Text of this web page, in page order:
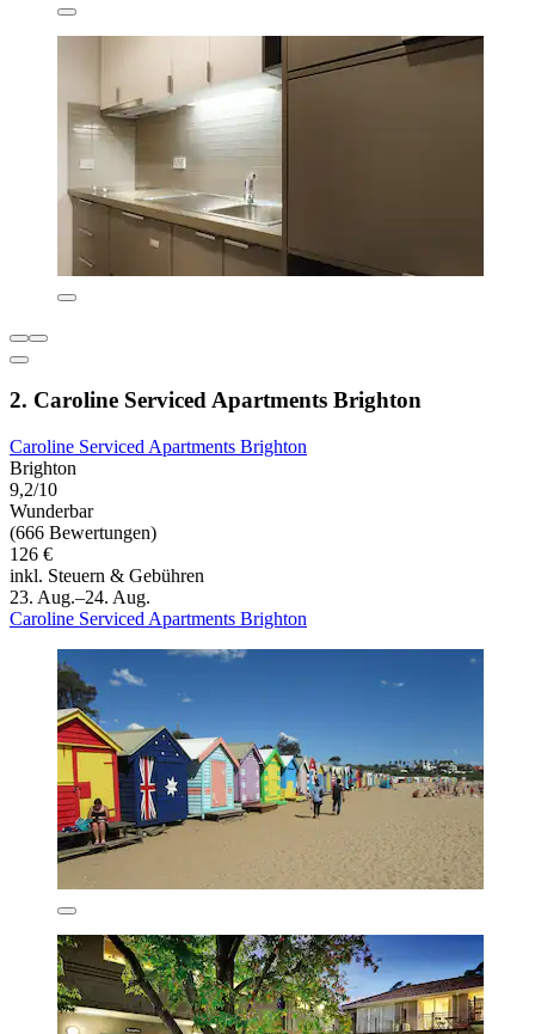
2. Caroline Serviced Apartments Brighton
Caroline Serviced Apartments Brighton
Brighton
9,2/10
Wunderbar
(666 Bewertungen)
126 €
inkl. Steuern & Gebühren
23. Aug.–24. Aug.
Caroline Serviced Apartments Brighton